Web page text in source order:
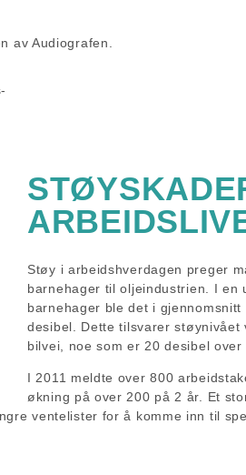
av Audiografen.
Støy i arbeidshverdagen preger
barnehager til oljeindustrien. I en
barnehager ble det i
desibel. Dette tilsvarer støynivået
bilvei, noe som er 20 desibel
I 2011 meldte over 800
økning på over 200 på 2 år. Et
ventelister for å komme inn til